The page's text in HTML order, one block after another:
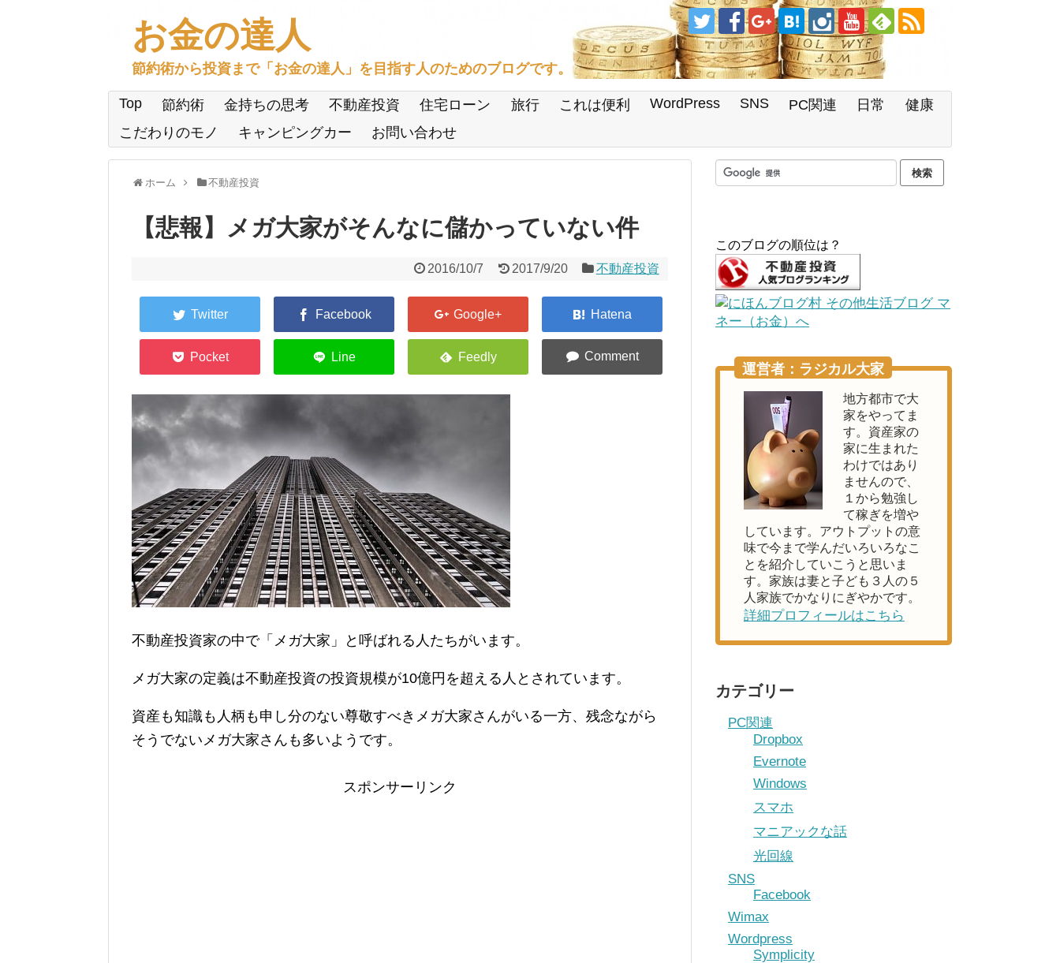
お金の達人
節約術から投資まで「お金の達人」を目指す人のためのブログです。
Top 節約術 金持ちの思考 不動産投資 住宅ローン 旅行 これは便利 WordPress SNS PC関連 日常
健康
こだわりのモノ
キャンピングカー お問い合わせ
ホーム 不動産投資
【悲報】メガ大家がそんなに儲かっていない件
2016/10/7 2017/9/20 不動産投資
不動産投資家の中で「メガ大家」と呼ばれる人たちがいます。
メガ大家の定義は不動産投資の投資規模が10億円を超える人とされています。
資産も知識も人柄も申し分のない尊敬すべきメガ大家さんがいる一方、残念ながら
そうでないメガ大家さんも多いようです。
スポンサーリンク
このブログの順位は？
運営者：ラジカル大家
地方都市で大
家をやってま
す。資産家の
家に生まれた
わけではあり
ませんので、
１から勉強し
て稼ぎを増や
しています。アウトプットの意
味で今まで学んだいろいろなこ
とを紹介していこうと思いま
す。家族は妻と子ども３人の５
人家族でかなりにぎやかです。
詳細プロフィールはこちら
カテゴリー
PC関連
Dropbox
Evernote
Windows
スマホ
マニアックな話
光回線
SNS
Facebook
Wimax
Wordpress
Symplicity